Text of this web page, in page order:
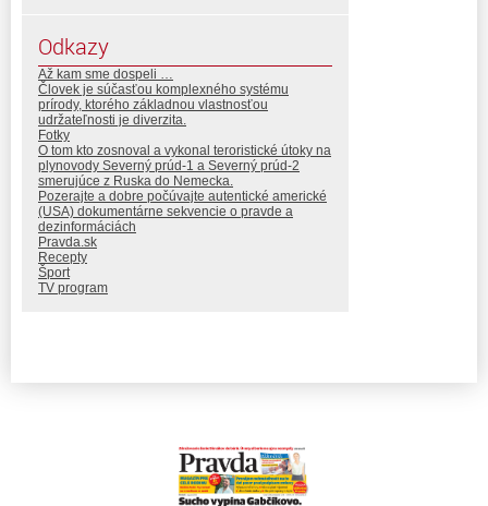
Odkazy
Až kam sme dospeli …
Človek je súčasťou komplexného systému
prírody, ktorého základnou vlastnosťou
udržateľnosti je diverzita.
Fotky
O tom kto zosnoval a vykonal teroristické útoky na
plynovody Severný prúd-1 a Severný prúd-2
smerujúce z Ruska do Nemecka.
Pozerajte a dobre počúvajte autentické americké
(USA) dokumentárne sekvencie o pravde a
dezinformáciách
Pravda.sk
Recepty
Šport
TV program